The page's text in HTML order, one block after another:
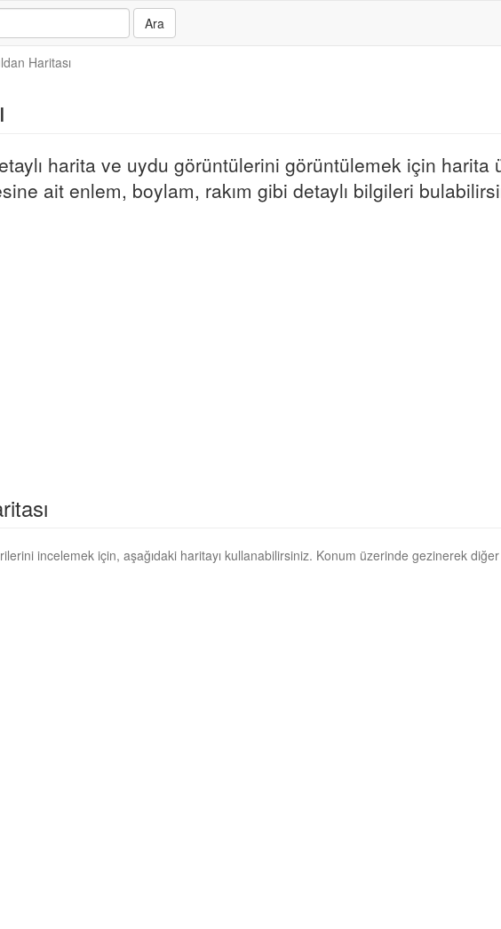
Ara
Haritası
harita ve uydu görüntülerini görüntülemek için harita
ait enlem, boylam, rakım gibi detaylı bilgileri
incelemek için, aşağıdaki haritayı kullanabilirsiniz. Konum üzerinde gezinerek